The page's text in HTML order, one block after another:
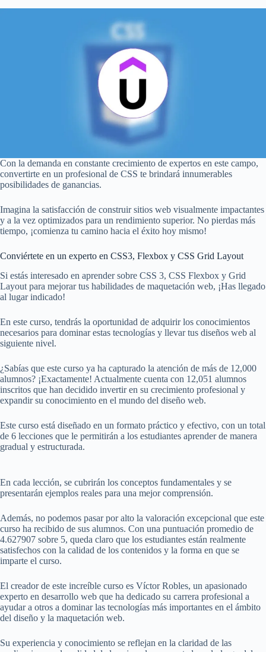
Con la demanda en constante crecimiento de expertos en este campo,
convertirte en un profesional de CSS te brindará innumerables
posibilidades de ganancias.
Imagina la satisfacción de construir sitios web visualmente impactantes
y a la vez optimizados para un rendimiento superior. No pierdas más
tiempo, ¡comienza tu camino hacia el éxito hoy mismo!
Conviértete en un experto en CSS3, Flexbox y CSS Grid Layout
Si estás interesado en aprender sobre CSS 3, CSS Flexbox y Grid
Layout para mejorar tus habilidades de maquetación web, ¡Has llegado
al lugar indicado!
En este curso, tendrás la oportunidad de adquirir los conocimientos
necesarios para dominar estas tecnologías y llevar tus diseños web al
siguiente nivel.
¿Sabías que este curso ya ha capturado la atención de más de 12,000
alumnos? ¡Exactamente! Actualmente cuenta con 12,051 alumnos
inscritos que han decidido invertir en su crecimiento profesional y
expandir su conocimiento en el mundo del diseño web.
Este curso está diseñado en un formato práctico y efectivo, con un total
de 6 lecciones que le permitirán a los estudiantes aprender de manera
gradual y estructurada.
En cada lección, se cubrirán los conceptos fundamentales y se
presentarán ejemplos reales para una mejor comprensión.
Además, no podemos pasar por alto la valoración excepcional que este
curso ha recibido de sus alumnos. Con una puntuación promedio de
4.627907 sobre 5, queda claro que los estudiantes están realmente
satisfechos con la calidad de los contenidos y la forma en que se
imparte el curso.
El creador de este increíble curso es Víctor Robles, un apasionado
experto en desarrollo web que ha dedicado su carrera profesional a
ayudar a otros a dominar las tecnologías más importantes en el ámbito
del diseño y la maquetación web.
Su experiencia y conocimiento se reflejan en la claridad de las